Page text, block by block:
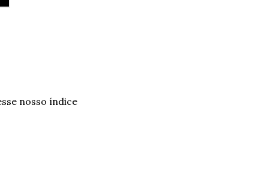
nosso índice